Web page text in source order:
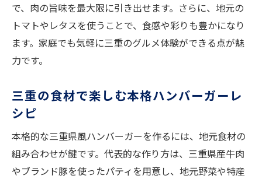
で、肉の旨味を最大限に引き出せます。さらに、地元の
トマトやレタスを使うことで、食感や彩りも豊かになり
ます。家庭でも気軽に三重のグルメ体験ができる点が魅
力です。
三重の食材で楽しむ本格ハンバーガーレ
シピ
本格的な三重県風ハンバーガーを作るには、地元食材の
組み合わせが鍵です。代表的な作り方は、三重県産牛肉
やブランド豚を使ったパティを用意し、地元野菜や特産